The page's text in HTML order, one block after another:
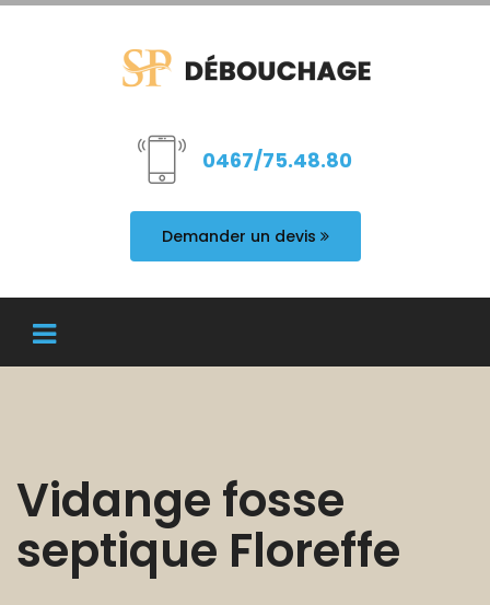
0467/75.48.80
Demander un devis
Vidange fosse
septique Floreffe